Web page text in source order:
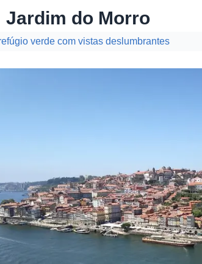
Jardim do Morro
verde com vistas deslumbrantes